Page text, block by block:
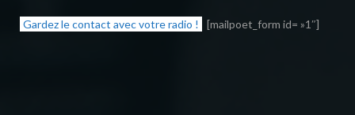
Gardez le contact avec votre radio ! [mailpoet_form id= »1″]